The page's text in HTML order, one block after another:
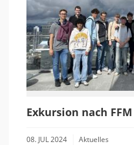
Exkursion nach FFM
08. JUL 2024 Aktuelles